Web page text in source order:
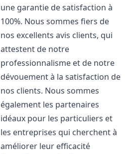
une garantie de satisfaction à
100%. Nous sommes fiers de
nos excellents avis clients, qui
attestent de notre
professionnalisme et de notre
dévouement à la satisfaction de
nos clients. Nous sommes
également les partenaires
idéaux pour les particuliers et
les entreprises qui cherchent à
améliorer leur efficacité